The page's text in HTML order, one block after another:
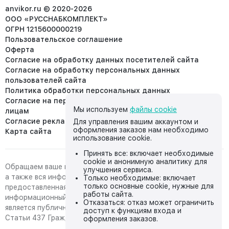
anvikor.ru © 2020-2026
ООО «РУССНАБКОМПЛЕКТ»
ОГРН 1215600000219
Пользовательское соглашение
Оферта
Согласие на обработку данных посетителей сайта
Согласие на обработку персональных данных
пользователей сайта
Политика обработки персональных данных
Согласие на передачу персональных данных третьим
лицам
Согласие реклама
Карта сайта
Обращаем ваше внимание на то, что данный интернет-сайт,
а также вся информация о товарах и ценах,
предоставленная на нём, носит исключительно
информационный характер и ни при каких условиях не
является публичной офертой, определяемой положениями
Статьи 437 Гражданского кодекса Российской Федерации.
Мы используем файлы cookie
Для управления вашим аккаунтом и
оформления заказов нам необходимо
использование cookie.
Принять все: включает необходимые
cookie и анонимную аналитику для
улучшения сервиса.
Только необходимые: включает
только основные cookie, нужные для
работы сайта.
Отказаться: отказ может ограничить
доступ к функциям входа и
оформления заказов.